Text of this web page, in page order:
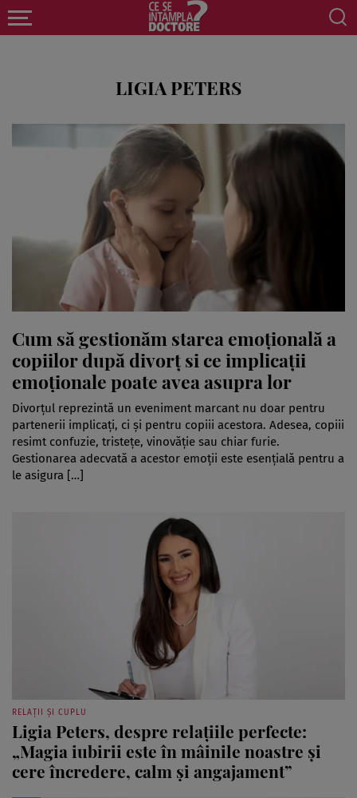
LIGIA PETERS
Cum să gestionăm starea emoțională a
copiilor după divorț si ce implicații
emoționale poate avea asupra lor
Divorțul reprezintă un eveniment marcant nu doar pentru
partenerii implicați, ci și pentru copiii acestora. Adesea, copiii
resimt confuzie, tristețe, vinovăție sau chiar furie.
Gestionarea adecvată a acestor emoții este esențială pentru a
le asigura […]
RELAȚII ȘI CUPLU
Ligia Peters, despre relațiile perfecte:
„Magia iubirii este în mâinile noastre și
cere încredere, calm și angajament”